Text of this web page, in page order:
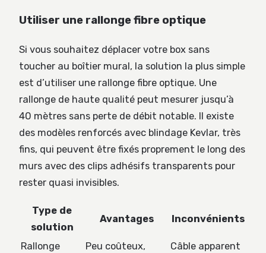
Utiliser une rallonge fibre optique
Si vous souhaitez déplacer votre box sans
toucher au boîtier mural, la solution la plus simple
est d’utiliser une rallonge fibre optique. Une
rallonge de haute qualité peut mesurer jusqu’à
40 mètres sans perte de débit notable. Il existe
des modèles renforcés avec blindage Kevlar, très
fins, qui peuvent être fixés proprement le long des
murs avec des clips adhésifs transparents pour
rester quasi invisibles.
Type de
solution
Avantages Inconvénients
Rallonge
Peu coûteux,
Câble apparent